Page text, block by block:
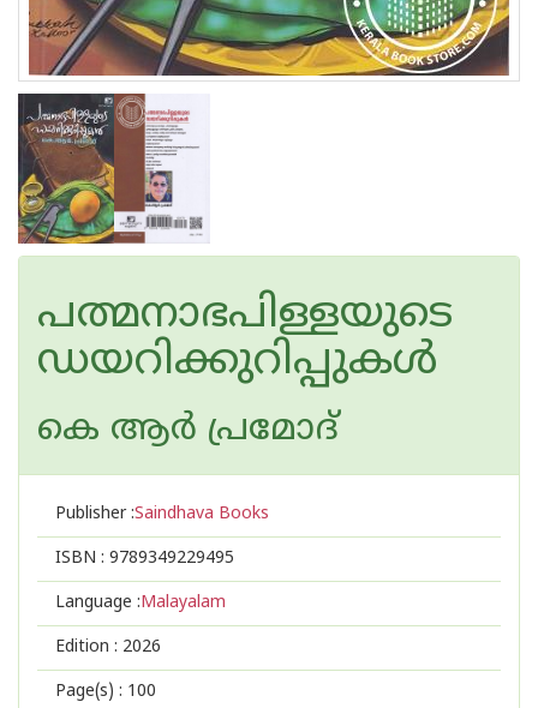
പത്മനാഭപിള്ളയുടെ
ഡയറിക്കുറിപ്പുകൾ
കെ ആർ പ്രമോദ്
Publisher :Saindhava Books
ISBN : 9789349229495
Language :Malayalam
Edition : 2026
Page(s) : 100